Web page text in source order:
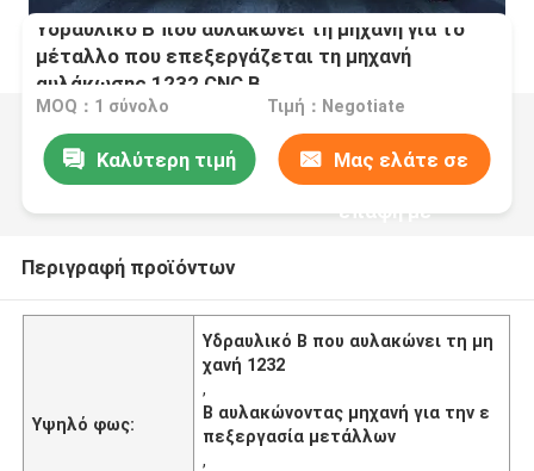
Υδραυλικό Β που αυλακώνει τη μηχανή για το
μέταλλο που επεξεργάζεται τη μηχανή
αυλάκωσης 1232 CNC Β
MOQ：1 σύνολο Τιμή：Negotiate
Καλύτερη τιμή Μας ελάτε σε
επαφή με
Περιγραφή προϊόντων
Υψηλό φως:
Υδραυλικό Β που αυλακώνει τη μη
χανή 1232
,
Β αυλακώνοντας μηχανή για την ε
πεξεργασία μετάλλων
,